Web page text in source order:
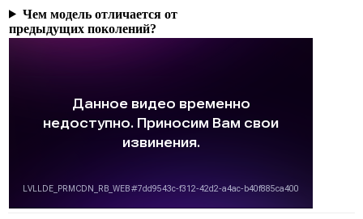
Чем модель отличается от
предыдущих поколений?